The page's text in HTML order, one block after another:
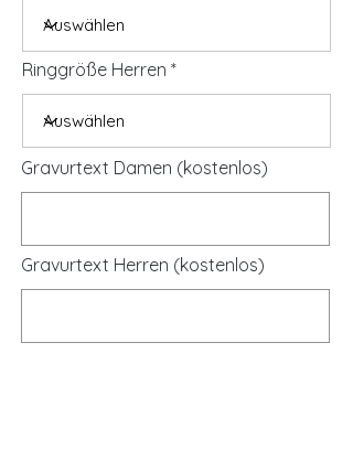
Ringgröße Herren
Gravurtext Damen (kostenlos)
Gravurtext Herren (kostenlos)